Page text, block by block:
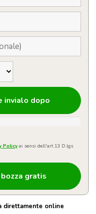
invialo dopo
Policy ai sensi dell'art.13 D.lgs
direttamente online